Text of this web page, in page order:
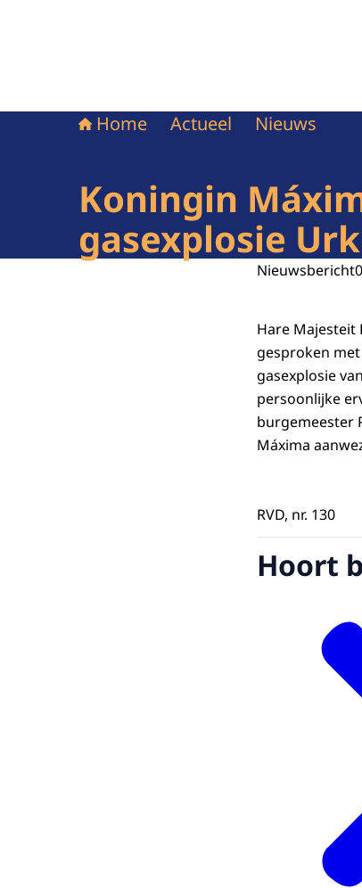
Home Actueel Nieuws
Koningin
gasexplosie Urk
Nieuwsbericht
Hare
gesproken
gasexplosie
persoonlijke
burgemeester
Máxima
RVD, nr. 130
Hoort